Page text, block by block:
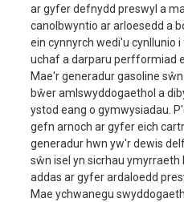
ar gyfer defnydd preswyl a
canolbwyntio ar arloesedd a
ein cynnyrch wedi'u cynllunio
uchaf a darparu perfformiad
Mae'r generadur gasoline
bŵer amlswyddogaethol a
ystod eang o gymwysiadau.
gefn arnoch ar gyfer eich
generadur hwn yw'r dewis
sŵn isel yn sicrhau ymyrraeth
addas ar gyfer ardaloedd
Mae ychwanegu
amlder
Cyfnod Rhif
Ffactor pŵer
Gradd inswleiddio
Peiriant
Twll × strôc
dadleoliad
Defnydd tanwydd